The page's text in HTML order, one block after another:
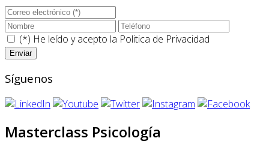
(*) He leído y acepto la Politica de Privacidad
Síguenos
Masterclass Psicología